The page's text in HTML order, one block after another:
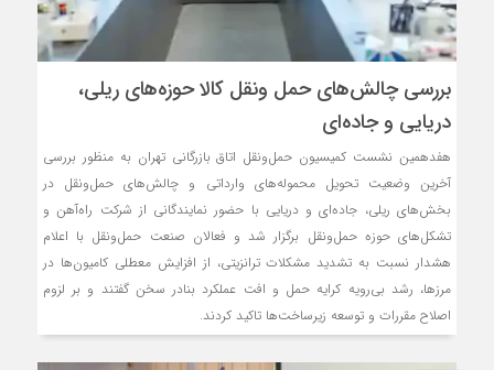
بررسی چالش‌های حمل ونقل کالا حوزه‌های ریلی،
دریایی و جاده‌ای
هفدهمین نشست کمیسیون حمل‌ونقل اتاق بازرگانی تهران به منظور بررسی
آخرین وضعیت تحویل محموله‌های وارداتی و چالش‌های حمل‌ونقل در
بخش‌های ریلی، جاده‌ای و دریایی با حضور نمایندگانی از شرکت راه‌آهن و
تشکل‌های حوزه حمل‌ونقل برگزار شد و فعالان صنعت حمل‌ونقل با اعلام
هشدار نسبت به تشدید مشکلات ترانزیتی، از افزایش معطلی کامیون‌ها در
مرزها، رشد بی‌رویه کرایه حمل و افت عملکرد بنادر سخن گفتند و بر لزوم
اصلاح مقررات و توسعه زیرساخت‌ها تاکید کردند.